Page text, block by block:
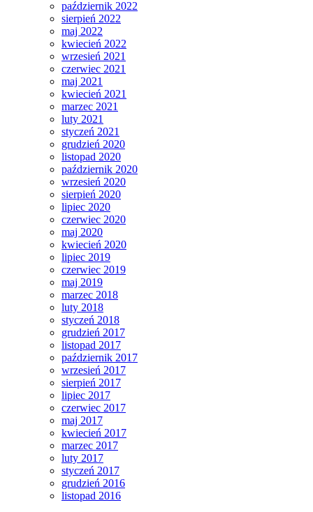
październik 2022
sierpień 2022
maj 2022
kwiecień 2022
wrzesień 2021
czerwiec 2021
maj 2021
kwiecień 2021
marzec 2021
luty 2021
styczeń 2021
grudzień 2020
listopad 2020
październik 2020
wrzesień 2020
sierpień 2020
lipiec 2020
czerwiec 2020
maj 2020
kwiecień 2020
lipiec 2019
czerwiec 2019
maj 2019
marzec 2018
luty 2018
styczeń 2018
grudzień 2017
listopad 2017
październik 2017
wrzesień 2017
sierpień 2017
lipiec 2017
czerwiec 2017
maj 2017
kwiecień 2017
marzec 2017
luty 2017
styczeń 2017
grudzień 2016
listopad 2016